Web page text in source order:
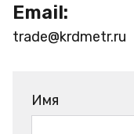
Email:
trade@krdmetr.ru
Имя